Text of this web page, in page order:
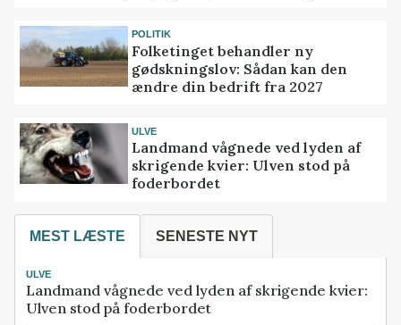
POLITIK
Folketinget behandler ny
gødskningslov: Sådan kan den
ændre din bedrift fra 2027
ULVE
Landmand vågnede ved lyden af
skrigende kvier: Ulven stod på
foderbordet
MEST LÆSTE SENESTE NYT
ULVE
Landmand vågnede ved lyden af skrigende kvier:
Ulven stod på foderbordet